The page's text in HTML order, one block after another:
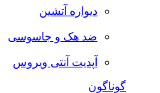
دیواره آتشین
ضد هک و جاسوسی
آپدیت آنتی ویروس
گوناگون